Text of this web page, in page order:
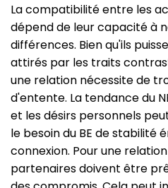
La compatibilité entre les
dépend de leur capacité à
différences. Bien qu'ils
attirés par les traits
une relation nécessite de
d'entente. La tendance du
et les désirs personnels
le besoin du BE de stabilité
connexion. Pour une
partenaires doivent être